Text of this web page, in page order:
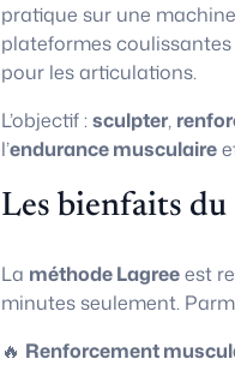
pratique sur une
plateformes
pour les articulations.
L’objectif :sculpter,
l’endurance musculaire
Les bienfaits du
La méthode Lagreeest
minutes seulement.
🔥 Renforcement